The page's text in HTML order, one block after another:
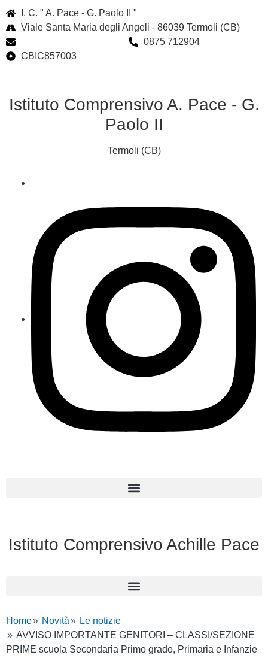
I. C. " A. Pace - G. Paolo II "
Viale Santa Maria degli Angeli - 86039 Termoli (CB)
0875 712904
CBIC857003
Istituto Comprensivo A. Pace - G.
Paolo II
Termoli (CB)
Istituto Comprensivo Achille Pace
Home Novità
Le notizie
AVVISO IMPORTANTE GENITORI – CLASSI/SEZIONE
PRIME scuola Secondaria Primo grado, Primaria e Infanzie